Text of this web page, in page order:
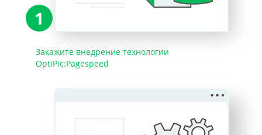
1
Закажите внедрение технологии
OptiPic:Pagespeed